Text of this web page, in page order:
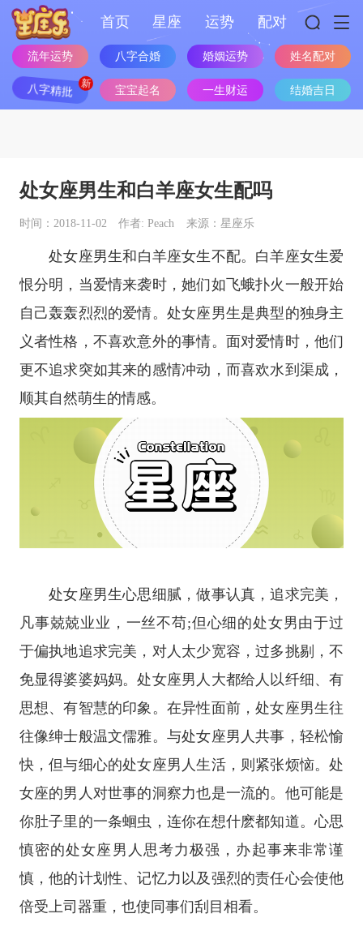
首页 星座 运势 配对
流年运势 八字合婚 婚姻运势 姓名配对
八字精批 宝宝起名 一生财运 结婚吉日
处女座男生和白羊座女生配吗
时间：2018-11-02 作者: Peach 来源：星座乐
处女座男生和 白羊座女生不配。 白羊座女生爱
恨分明，当爱情来袭时，她们如飞蛾扑火一般开始
自己轰轰烈烈的爱情。 处女座男生是典型的独身主
义者性格，不喜欢意外的事情。面对爱情时，他们
更不追求突如其来的感情冲动，而喜欢水到渠成，
顺其自然萌生的情感。
处女座男生心思细腻，做事认真，追求完美，
凡事兢兢业业，一丝不苟;但心细的处女男由于过
于偏执地追求完美，对人太少宽容，过多挑剔，不
免显得婆婆妈妈。处女座男人大都给人以纤细、有
思想、有智慧的印象。在异性面前，处女座男生往
往像绅士般温文儒雅。与处女座男人共事，轻松愉
快，但与细心的处女座男人生活，则紧张烦恼。处
女座的男人对世事的洞察力也是一流的。他可能是
你肚子里的一条蛔虫，连你在想什麽都知道。心思
慎密的处女座男人思考力极强，办起事来非常谨
慎，他的计划性、记忆力以及强烈的责任心会使他
倍受上司器重，也使同事们刮目相看。